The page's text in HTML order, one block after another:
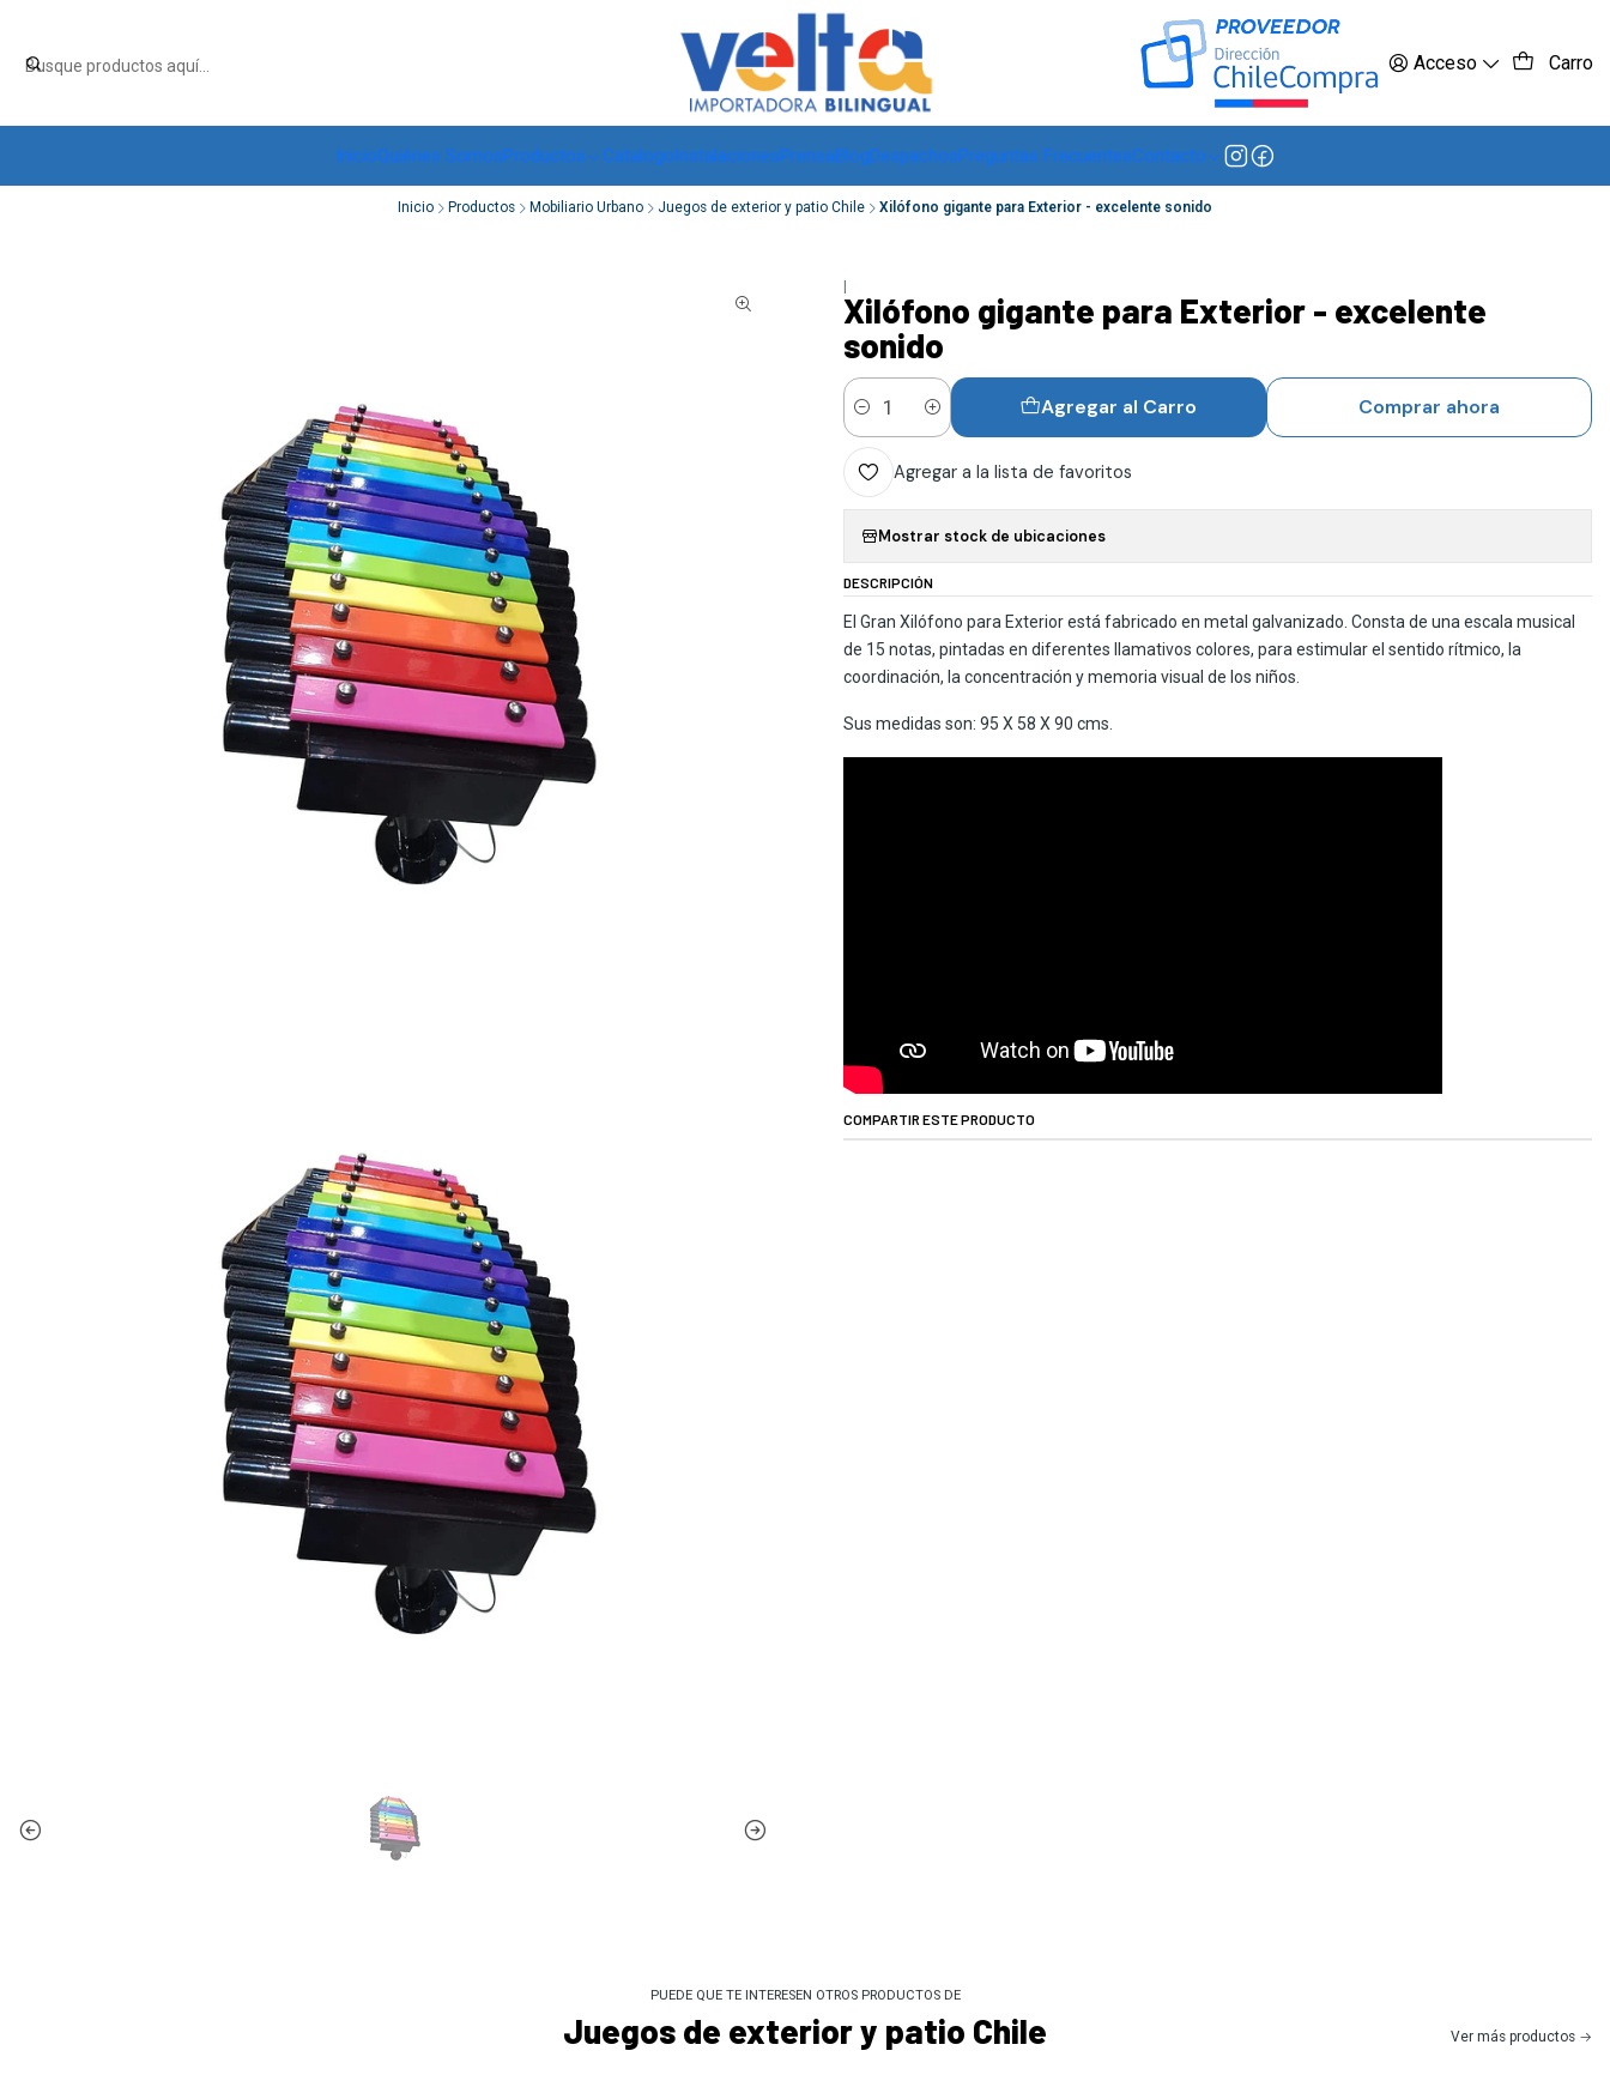
Acceso Carro
InicioQuiénes SomosProductos CatalogoInstalacionesPrensaBlogDespachosPreguntas FrecuentesContacto
Envíos a todo Chile, RM de 1 a 3 días hábiles, regiones -
Inicio Productos Mobiliario Urbano Juegos de exterior y patio Chile Xilófono gigante para Exterior - excelente sonido
|
Xilófono gigante para Exterior - excelente
sonido
Cantidad Agregar al Carro Comprar ahora
Agregar a la lista de favoritos
Mostrar stock de ubicaciones
DESCRIPCIÓN
El Gran Xilófono para Exterior está fabricado en metal galvanizado. Consta de una escala musical
de 15 notas, pintadas en diferentes llamativos colores, para estimular el sentido rítmico, la
coordinación, la concentración y memoria visual de los niños.
Sus medidas son: 95 X 58 X 90 cms.
COMPARTIR ESTE PRODUCTO
PUEDE QUE TE INTERESEN OTROS PRODUCTOS DE
Juegos de exterior y patio Chile Ver más productos